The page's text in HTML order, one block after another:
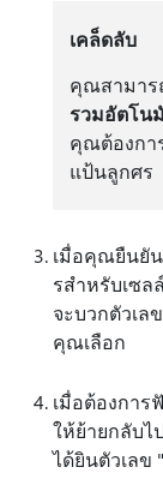
เคล็ดลับ
คุณสามาร
รวมอัตโน
คุณต้องกา
แป้นลูกศร
เมื่อคุณยืนยั
รสําหรับเซล
จะบวกตัวเล
คุณเลือก
เมื่อต้องกา
ให้ย้ายกลับไ
ได้ยินตัวเลข